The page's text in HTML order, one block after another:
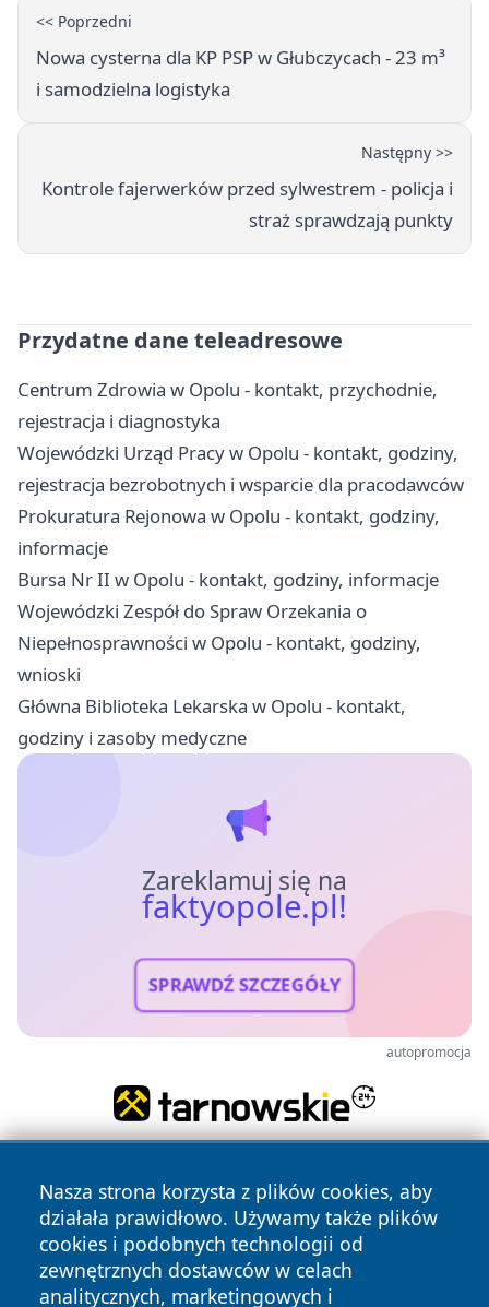
<< Poprzedni
Nowa cysterna dla KP PSP w Głubczycach - 23 m³
i samodzielna logistyka
Następny >>
Kontrole fajerwerków przed sylwestrem - policja i
straż sprawdzają punkty
Przydatne dane teleadresowe
Centrum Zdrowia w Opolu - kontakt, przychodnie,
rejestracja i diagnostyka
Wojewódzki Urząd Pracy w Opolu - kontakt, godziny,
rejestracja bezrobotnych i wsparcie dla pracodawców
Prokuratura Rejonowa w Opolu - kontakt, godziny,
informacje
Bursa Nr II w Opolu - kontakt, godziny, informacje
Wojewódzki Zespół do Spraw Orzekania o
Niepełnosprawności w Opolu - kontakt, godziny,
wnioski
Główna Biblioteka Lekarska w Opolu - kontakt,
godziny i zasoby medyczne
Zareklamuj się na
faktyopole.pl!
SPRAWDŹ SZCZEGÓŁY
autopromocja
Nasza strona korzysta z plików cookies, aby
działała prawidłowo. Używamy także plików
cookies i podobnych technologii od
zewnętrznych dostawców w celach
analitycznych, marketingowych i
Copyright © 2026 faktyopole.pl Wszystkie prawa zastrzeżone.